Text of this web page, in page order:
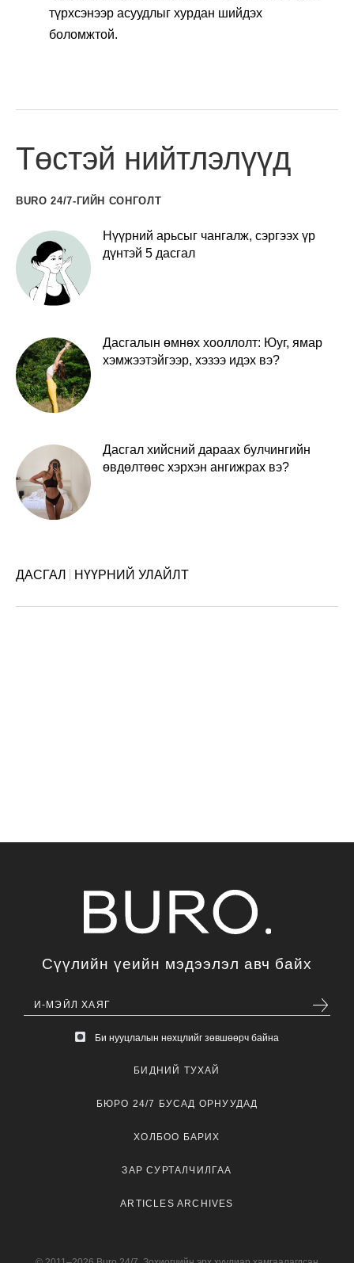
түрхсэнээр асуудлыг хурдан шийдэх
боломжтой.
Төстэй нийтлэлүүд
BURO 24/7-ГИЙН СОНГОЛТ
Нүүрний арьсыг чангалж, сэргээх үр
дүнтэй 5 дасгал
Дасгалын өмнөх хооллолт: Юуг, ямар
хэмжээтэйгээр, хэзээ идэх вэ?
Дасгал хийсний дараах булчингийн
өвдөлтөөс хэрхэн ангижрах вэ?
ДАСГАЛ НҮҮРНИЙ УЛАЙЛТ
Сүүлийн үеийн мэдээлэл авч байх
Би нууцлалын нөхцлийг зөвшөөрч байна
БИДНИЙ ТУХАЙ
БЮРО 24/7 БУСАД ОРНУУДАД
ХОЛБОО БАРИХ
ЗАР СУРТАЛЧИЛГАА
ARTICLES ARCHIVES